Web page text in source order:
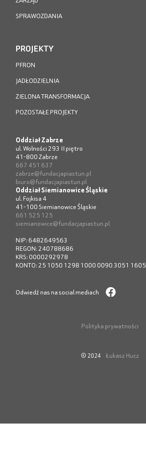
SPRAWOZDANIA
PROJEKTY
PFRON
JADŁODZIELNIA
ZIELONA TRANSFORMACJA
POZOSTAŁE PROJEKTY
Oddział Zabrze
ul. Wolności 293 II piętro
41-800 Zabrze
667 451 637
zabrze@fundacjapiastun.pl
biuro@fundacjapiastun.pl
Oddział Siemianowice Śląskie
ul. Fojkisa 4
41-100 Siemianowice Śląskie
661 525 125
siemianowice@fundacjapiastun.pl
NIP: 6482649563
REGON: 240788686
KRS: 0000292978
KONTO: 25 1050 1298 1000 0090 3051 1605
Odwiedź nas na social mediach
© 2024 Łukasz Hucz
Polityka prywatności